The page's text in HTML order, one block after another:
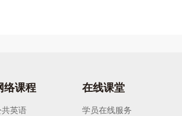
络课程
英语
在线课堂
学员在线服务